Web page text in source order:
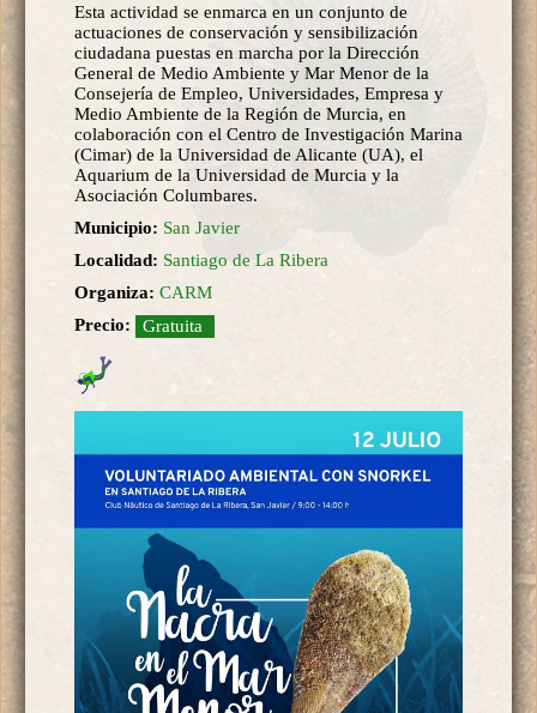
Esta actividad se enmarca en un conjunto de
actuaciones de conservación y sensibilización
ciudadana puestas en marcha por la Dirección
General de Medio Ambiente y Mar Menor de la
Consejería de Empleo, Universidades, Empresa y
Medio Ambiente de la Región de Murcia, en
colaboración con el Centro de Investigación Marina
(Cimar) de la Universidad de Alicante (UA), el
Aquarium de la Universidad de Murcia y la
Asociación Columbares.
Municipio: San Javier
Localidad: Santiago de La Ribera
Organiza: CARM
Precio:
Gratuita